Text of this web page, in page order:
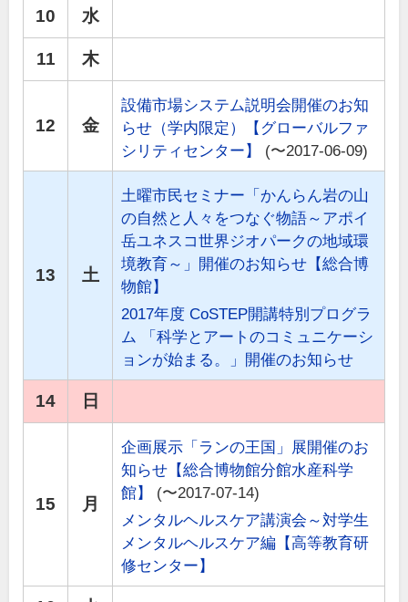
10 水
11 木
12 金
設備市場システム説明会開催のお知
らせ（学内限定）【グローバルファ
シリティセンター】
(〜2017-06-09)
13 土
土曜市民セミナー「かんらん岩の山
の自然と人々をつなぐ物語～アポイ
岳ユネスコ世界ジオパークの地域環
境教育～」開催のお知らせ【総合博
物館】
2017年度 CoSTEP開講特別プログラ
ム 「科学とアートのコミュニケーシ
ョンが始まる。」開催のお知らせ
14 日
15 月
企画展示「ランの王国」展開催のお
知らせ【総合博物館分館水産科学
館】
(〜2017-07-14)
メンタルヘルスケア講演会～対学生
メンタルヘルスケア編【高等教育研
修センター】